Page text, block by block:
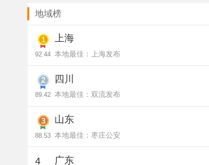
地域榜
1
92.44
上海
本地最佳：上海发布
2
89.42
四川
本地最佳：双流发布
3
88.53
山东
本地最佳：枣庄公安
4 广东